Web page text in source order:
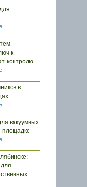
к
контролю
в
вакуумных
площадке